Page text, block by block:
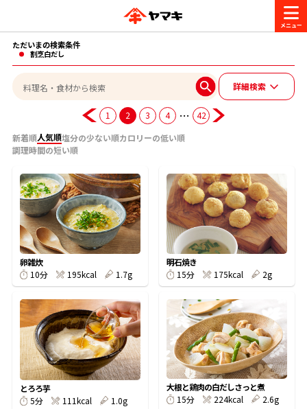
商品情報
ヤマキ『めんつゆ』 ヤマキ 割烹白だし
旨さ、別格。だし屋の鍋 韓福善シリーズ
レシピ
おいしいレシピを探す
おいしいレシピトップ
主食レシピ
主菜レシピ
汁物レシピ
時短レシピ
かつお節・だしを楽しむ
かつお節・だしを知る
だしの取り方
かつお節の削り方
かつお節・だしをもっと知る
ヤマキ かつお節プラス®
CM・キャンペーン
キャンペーン一覧
企業・採用情報
企業情報
- 百年対話
- ヤマキ かつお節プラス®
採用情報
お問い合わせ
ヤマキお客様相談室
オンラインショップ
コミュニティサイト
Global
ただいまの検索条件
割烹白だし
詳細検索
1 2 3 4 …
42
新着順人気順塩分の少ない順カロリーの低い順
調理時間の短い順
卵雑炊
10分
195kcal 1.7g
明石焼き
15分
175kcal 2g
とろろ芋
5分
111kcal 1.0g
大根と鶏肉の白だしさっと煮
15分
224kcal 2.6g